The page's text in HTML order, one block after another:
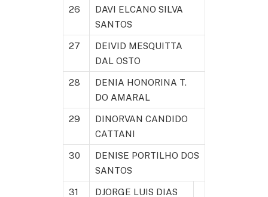
26
DAVI ELCANO SILVA
SANTOS
27
DEIVID MESQUITTA
DAL OSTO
28
DENIA HONORINA T.
DO AMARAL
29
DINORVAN CANDIDO
CATTANI
30
DENISE PORTILHO DOS
SANTOS
31 DJORGE LUIS DIAS